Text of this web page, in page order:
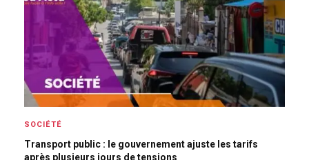
SOCIÉTÉ
Transport public : le gouvernement ajuste les tarifs
après plusieurs jours de tensions